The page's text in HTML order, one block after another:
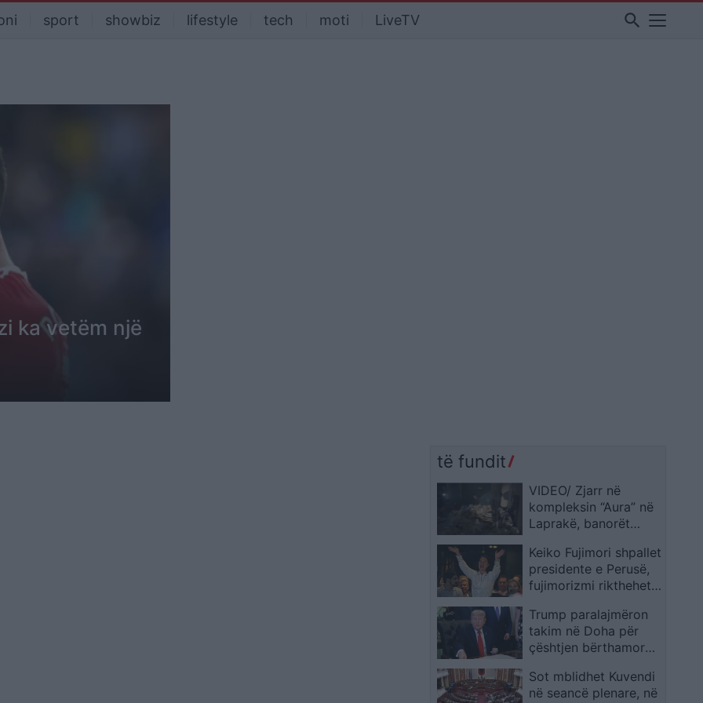
sport showbiz lifestyle tech moti LiveTV search
ka vetëm një
të fundit
VIDEO/ Zjarr në
kompleksin “Aura” në
Laprakë, banorët
Zjarrfikësja erdhi një
orë me vonesë, flakët
i fikëm vetë
Keiko Fujimori shpallet
presidente e Perusë,
fujimorizmi rikthehet
20 vitesh
Trump paralajmëron
takim në Doha për
çështjen bërthamore
thotë se nuk ka
negociata në axhendë
Sot mblidhet Kuvendi
në seancë plenare, në